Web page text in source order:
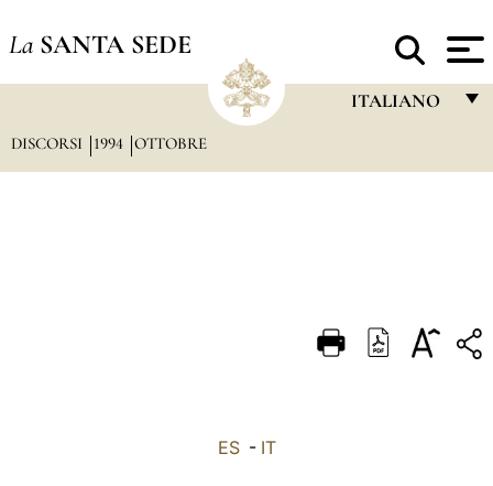
La SANTA SEDE
ITALIANO
DEUTSCH
DISCORSI 1994 OTTOBRE
ES- IT